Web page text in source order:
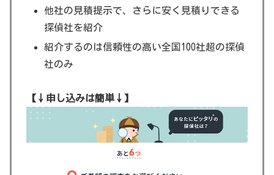
他社の見積提示で、さらに安く見積りできる
探偵社を紹介
紹介するのは信頼性の高い全国100社超の探偵
社のみ
【↓申し込みは簡単↓】